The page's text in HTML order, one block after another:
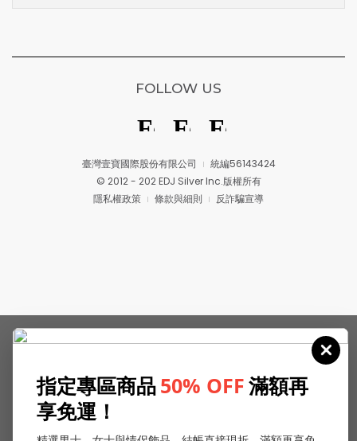
臺灣壹寶國際股份有限公司
統編56143424
© 2012 - 202 EDJ Silver Inc.版權所有
隱私權政策
條款與細則 反詐騙宣導
FOLLOW US
指定專區商品50% OFF滿額再
享免運！